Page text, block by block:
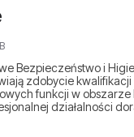
Bezpieczeństwo i
zdobycie
funkcji w obszarze
działalności